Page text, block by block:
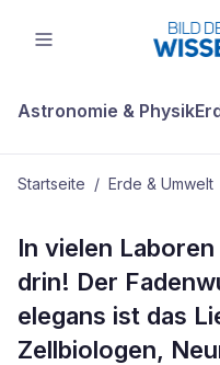
Astronomie & Physik
Startseite / Erde & Umwelt
Videoportal zur
Forschung:
Umwelt
In vielen
drin! Der
elegans ist das
Zellbiologen,